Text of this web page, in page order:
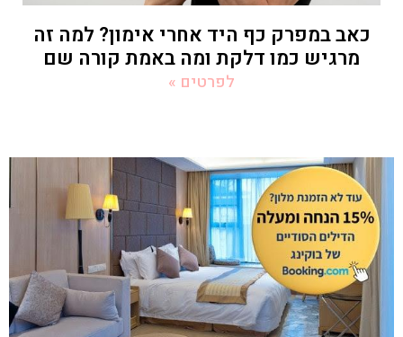
כאב במפרק כף היד אחרי אימון? למה זה
מרגיש כמו דלקת ומה באמת קורה שם
לפרטים »